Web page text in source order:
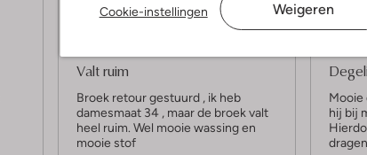
Cookie-instellingen Weigeren
t
e
r
r
(2)
Valt ruim
Broek retour gestuurd , ik heb
damesmaat 34 , maar de broek valt
heel ruim. Wel mooie wassing en
mooie stof
3
t
e
r
r
Mooie
hij bij